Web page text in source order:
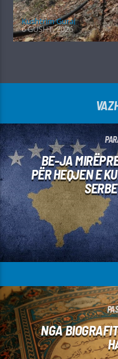
Kushtrim Guraj
6 GUSHT, 2026
BE-JA
PËR HEQJEN E
NGA